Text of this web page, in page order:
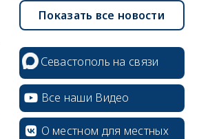
Показать все новости
Севастополь на связи
Все наши Видео
О местном для местных